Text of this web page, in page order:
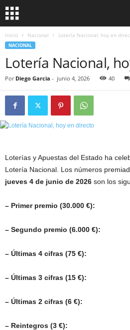
Inicio Nacional Lotería Nacional, hoy en
NACIONAL
Lotería Nacional,
Por Diego Garcia - junio 4, 2026 40
Loterías y Apuestas del Estado ha
Lotería Nacional. Los números
jueves 4 de junio de 2026 son los
– Primer premio (30.000 €):
– Segundo premio (6.000 €):
– Últimas 4 cifras (75 €):
– Últimas 3 cifras (15 €):
– Últimas 2 cifras (6 €):
– Reintegros (3 €):